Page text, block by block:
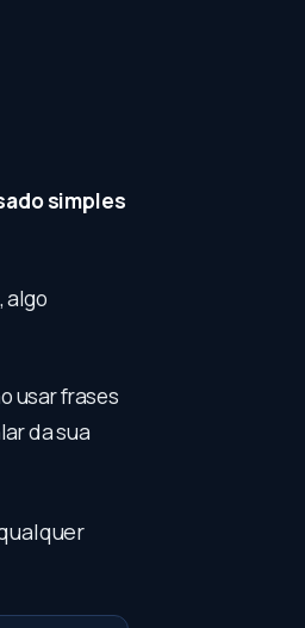
simples
algo
usar frases
da sua